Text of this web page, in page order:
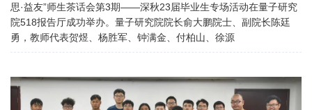
思·益友”师生茶话会第3期——深秋23届毕业生专场活动在量子研究
院518报告厅成功举办。量子研究院院长俞大鹏院士、副院长陈廷
勇，教师代表贺煜、杨胜军、钟满金、付柏山、徐源